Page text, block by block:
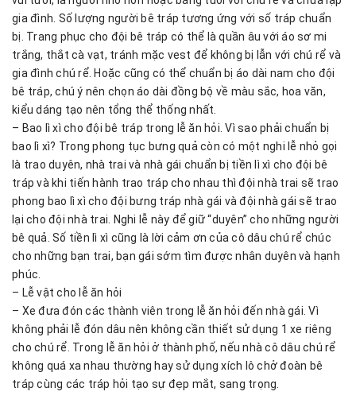
gia đình. Số lượng người bê tráp tương ứng với số tráp chuẩn
bị. Trang phục cho đội bê tráp có thể là quần âu với áo sơ mi
trắng, thắt cà vạt, tránh mặc vest để không bị lẫn với chú rể và
gia đình chú rể. Hoặc cũng có thể chuẩn bị áo dài nam cho đội
bê tráp, chú ý nên chọn áo dài đồng bộ về màu sắc, hoa văn,
kiểu dáng tạo nên tổng thể thống nhất.
– Bao lì xì cho đội bê tráp trong lễ ăn hỏi. Vì sao phải chuẩn bị
bao lì xì? Trong phong tục bưng quả còn có một nghi lễ nhỏ gọi
là trao duyên, nhà trai và nhà gái chuẩn bị tiền lì xì cho đội bê
tráp và khi tiến hành trao tráp cho nhau thì đội nhà trai sẽ trao
phong bao lì xì cho đội bưng tráp nhà gái và đội nhà gái sẽ trao
lại cho đội nhà trai. Nghi lễ này để giữ “duyên” cho những người
bê quả. Số tiền lì xì cũng là lời cảm ơn của cô dâu chú rể chúc
cho những bạn trai, bạn gái sớm tìm được nhân duyên và hạnh
phúc.
– Lễ vật cho lễ ăn hỏi
– Xe đưa đón các thành viên trong lễ ăn hỏi đến nhà gái. Vì
không phải lễ đón dâu nên không cần thiết sử dụng 1 xe riêng
cho chú rể. Trong lễ ăn hỏi ở thành phố, nếu nhà cô dâu chú rể
không quá xa nhau thường hay sử dụng xích lô chở đoàn bê
tráp cùng các tráp hỏi tạo sự đẹp mắt, sang trọng.